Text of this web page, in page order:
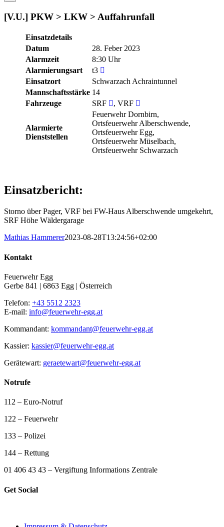
[V.U.] PKW > LKW > Auffahrunfall
Einsatzdetails
Datum
28. Feber 2023
Alarmzeit
8:30 Uhr
Alarmierungsart
t3
Einsatzort
Schwarzach Achraintunnel
Mannschaftsstärke 14
Fahrzeuge
SRF , VRF
Alarmierte
Dienststellen
Feuerwehr Dornbirn,
Ortsfeuerwehr Alberschwende,
Ortsfeuerwehr Egg,
Ortsfeuerwehr Müselbach,
Ortsfeuerwehr Schwarzach
Einsatzbericht:
Storno über Pager, VRF bei FW-Haus Alberschwende umgekehrt,
SRF Höhe Wäldergarage
Mathias Hammerer2023-08-28T13:24:56+02:00
Kontakt
Feuerwehr Egg
Gerbe 841 | 6863 Egg | Österreich
Telefon: +43 5512 2323
E-mail: info@feuerwehr-egg.at
Kommandant: kommandant@feuerwehr-egg.at
Kassier: kassier@feuerwehr-egg.at
Gerätewart: geraetewart@feuerwehr-egg.at
Notrufe
112 – Euro-Notruf
122 – Feuerwehr
133 – Polizei
144 – Rettung
01 406 43 43 – Vergiftung Informations Zentrale
Get Social